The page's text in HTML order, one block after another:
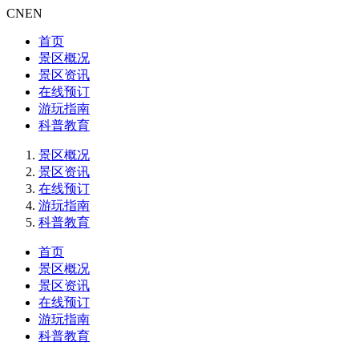
CNEN
首页
景区概况
景区资讯
在线预订
游玩指南
科普教育
景区概况
景区资讯
在线预订
游玩指南
科普教育
首页
景区概况
景区资讯
在线预订
游玩指南
科普教育